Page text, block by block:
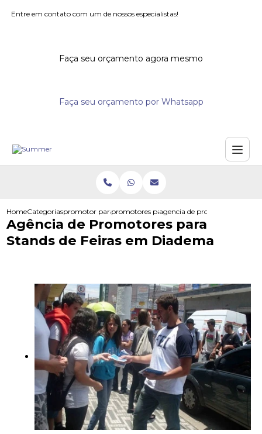
Entre em contato com um de nossos especialistas!
Faça seu orçamento agora mesmo
Faça seu orçamento por Whatsapp
HomeCategoriaspromotor para eventospromotores para festivaisagencia de promotores para
Agência de Promotores para
Stands de Feiras em Diadema